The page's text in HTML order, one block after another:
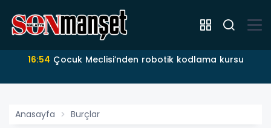
16:54 Çocuk Meclisi’nden robotik kodlama kursu
Anasayfa Burçlar